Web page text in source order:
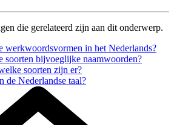
die gerelateerd zijn aan dit onderwerp.
werkwoordsvormen in het Nederlands?
soorten bijvoeglijke naamwoorden?
soorten zijn er?
de Nederlandse taal?